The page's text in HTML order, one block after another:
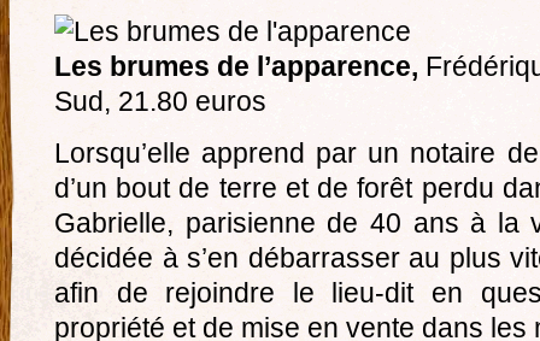
Les brumes de l’apparence,
Sud, 21.80 euros
Lorsqu’elle apprend par un notaire
d’un bout de terre et de forêt perdu
Gabrielle, parisienne de 40 ans à la
décidée à s’en débarrasser au plus
afin de rejoindre le lieu-dit en
propriété et de mise en vente dans les